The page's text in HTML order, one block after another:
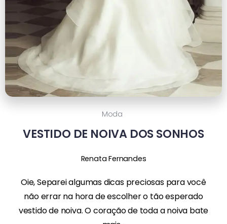
Moda
VESTIDO DE NOIVA DOS SONHOS
Renata Fernandes
Oie, Separei algumas dicas preciosas para você
não errar na hora de escolher o tão esperado
vestido de noiva. O coração de toda a noiva bate